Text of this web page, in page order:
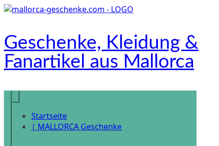
Zum
Geschenke, Kleidung &
Fanartikel aus Mallorca
Onlineshop
Startseite
| MALLORCA Geschenke